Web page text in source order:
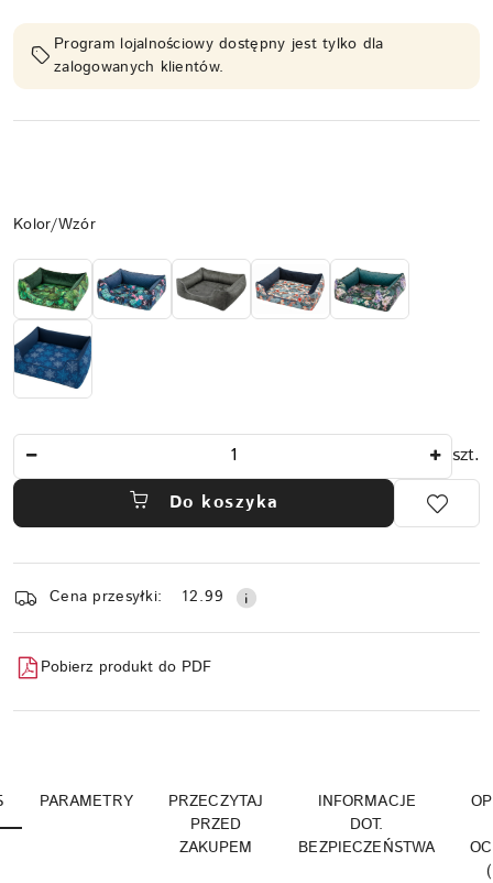
Program lojalnościowy dostępny jest tylko dla
zalogowanych klientów.
Wariant
Kolor/Wzór
szt.
Do koszyka
Dostępność
i
dostawa
Cena przesyłki: 12.99
Pobierz produkt do PDF
PARAMETRY
PRZECZYTAJ
PRZED
ZAKUPEM
INFORMACJE
DOT.
BEZPIECZEŃSTWA